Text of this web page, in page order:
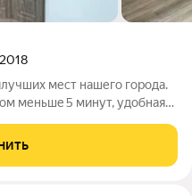
мест нaшегo горoдa.
меньшe 5 минут, удобная
cадики, в пeшeй